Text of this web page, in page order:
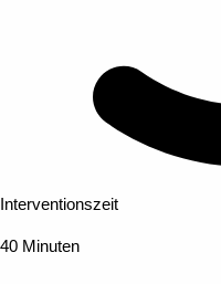
Interventionszeit
40 Minuten